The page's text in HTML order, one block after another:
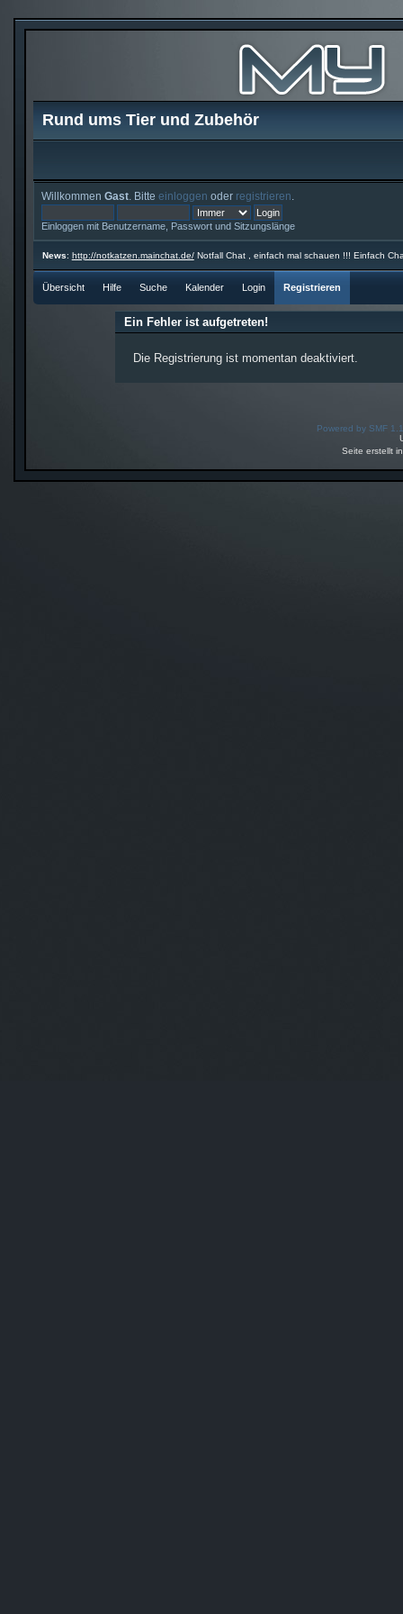
Rund ums Tier und Zubehör
Willkommen Gast. Bitte einloggen oder registrieren
Einloggen mit Benutzername, Passwort und Sitzungslänge
News: http://notkatzen.mainchat.de/Notfall Chat , einfach mal schauen !!! Einfach
Übersicht Hilfe Suche Kalender Login Registrieren
Ein Fehler ist aufgetreten!
Die Registrierung ist momentan deaktiviert.
Powered by SMF
Seite erstellt